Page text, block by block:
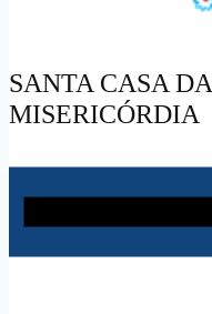
SANTA CASA DA
MISERICÓRDIA